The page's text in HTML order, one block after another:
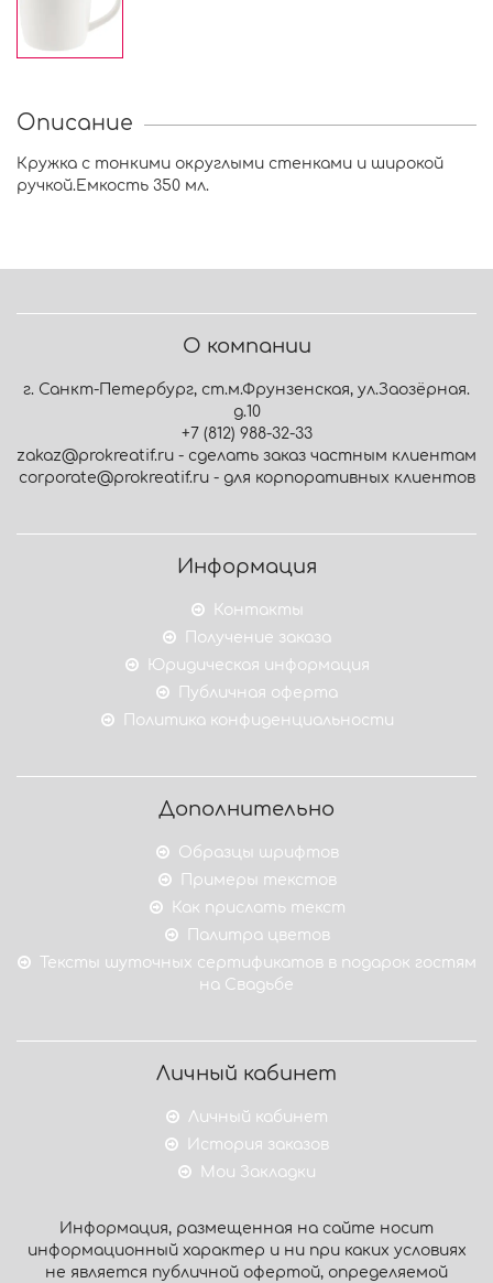
Описание
Кружка с тонкими округлыми стенками и широкой
ручкой.Емкость 350 мл.
О компании
г. Санкт-Петербург, ст.м.Фрунзенская, ул.Заозёрная.
д.10
+7 (812) 988-32-33
zakaz@prokreatif.ru - сделать заказ частным клиентам
corporate@prokreatif.ru - для корпоративных клиентов
Информация
Контакты
Получение заказа
Юридическая информация
Публичная оферта
Политика конфиденциальности
Дополнительно
Образцы шрифтов
Примеры текстов
Как прислать текст
Палитра цветов
Тексты шуточных сертификатов в подарок гостям
на Свадьбе
Личный кабинет
Личный кабинет
История заказов
Мои Закладки
Информация, размещенная на сайте носит
информационный характер и ни при каких условиях
не является публичной офертой, определяемой